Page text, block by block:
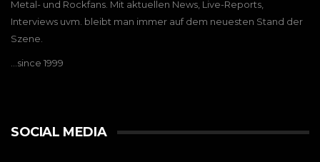
Metal- und Rockfans. Mit aktuellen News, Live-Reports,
Interviews uvm. bleibt man immer auf dem neuesten Stand der
Szene.
…since 1999
SOCIAL MEDIA